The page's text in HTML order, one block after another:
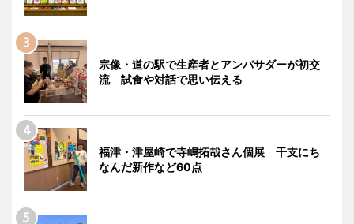
宗像・道の駅で生産者とアンバサダーが初交
流 試食や対話で思い伝える
福津・津屋崎で寺嶋拓哉さん個展 干支にち
なんだ新作など60点